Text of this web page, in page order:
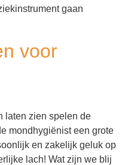
gaan
voor
laten zien spelen de
mondhygiënist een grote
en zakelijk geluk op
lach! Wat zijn we blij